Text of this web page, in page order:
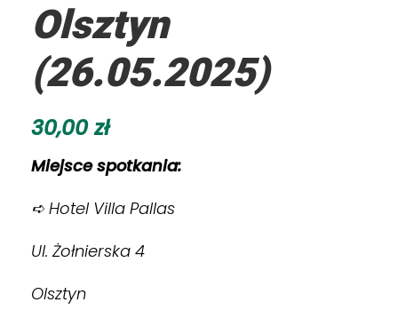
Olsztyn
(26.05.2025)
30,00zł
Miejsce spotkania:
➪ Hotel Villa Pallas
Ul. Żołnierska 4
Olsztyn